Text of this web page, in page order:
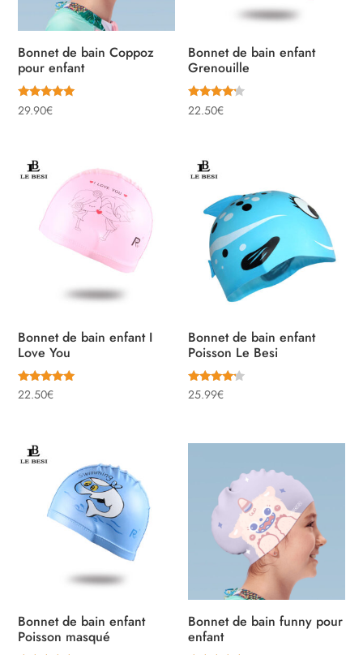
Bonnet de bain Coppoz
pour enfant
Note
5.00
29.90€
Bonnet de bain enfant
Grenouille
Note
4.00
22.50€
Bonnet de bain enfant I
Love You
Note
5.00
22.50€
Bonnet de bain enfant
Poisson Le Besi
Note
4.00
25.99€
Bonnet de bain enfant
Poisson masqué
Bonnet de bain funny pour
enfant